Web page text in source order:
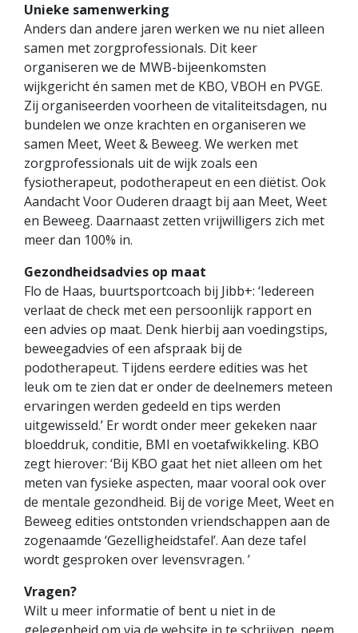
Unieke samenwerking
Anders dan andere jaren werken we nu niet alleen
samen met zorgprofessionals. Dit keer
organiseren we de MWB-bijeenkomsten
wijkgericht én samen met de KBO, VBOH en PVGE.
Zij organiseerden voorheen de vitaliteitsdagen, nu
bundelen we onze krachten en organiseren we
samen Meet, Weet & Beweeg. We werken met
zorgprofessionals uit de wijk zoals een
fysiotherapeut, podotherapeut en een diëtist. Ook
Aandacht Voor Ouderen draagt bij aan Meet, Weet
en Beweeg. Daarnaast zetten vrijwilligers zich met
meer dan 100% in.
Gezondheidsadvies op maat
Flo de Haas, buurtsportcoach bij Jibb+: ‘Iedereen
verlaat de check met een persoonlijk rapport en
een advies op maat. Denk hierbij aan voedingstips,
beweegadvies of een afspraak bij de
podotherapeut. Tijdens eerdere edities was het
leuk om te zien dat er onder de deelnemers meteen
ervaringen werden gedeeld en tips werden
uitgewisseld.’ Er wordt onder meer gekeken naar
bloeddruk, conditie, BMI en voetafwikkeling. KBO
zegt hierover: ‘Bij KBO gaat het niet alleen om het
meten van fysieke aspecten, maar vooral ook over
de mentale gezondheid. Bij de vorige Meet, Weet en
Beweeg edities ontstonden vriendschappen aan de
zogenaamde ‘Gezelligheidstafel’. Aan deze tafel
wordt gesproken over levensvragen. ’
Vragen?
Wilt u meer informatie of bent u niet in de